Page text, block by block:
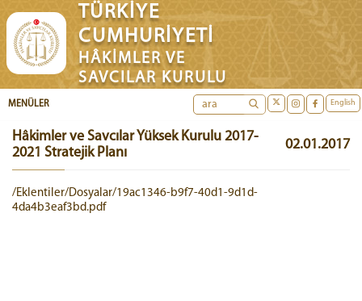
TÜRKİYE
CUMHURİYETİ
HÂKİMLER VE
SAVCILAR KURULU
English
MENÜLER
Hâkimler ve Savcılar Yüksek Kurulu 2017-
2021 Stratejik Planı
02.01.2017
/Eklentiler/Dosyalar/19ac1346-b9f7-40d1-9d1d-
4da4b3eaf3bd.pdf